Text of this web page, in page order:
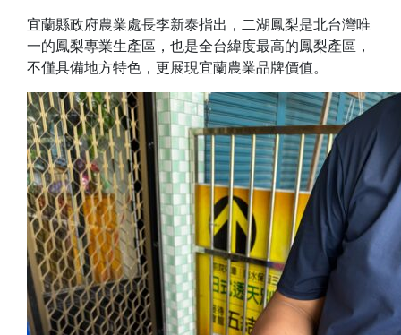
宜蘭縣政府農業處長李新泰指出，二湖鳳梨是北台灣唯
一的鳳梨專業生產區，也是全台緯度最高的鳳梨產區，
不僅具備地方特色，更展現宜蘭農業品牌價值。